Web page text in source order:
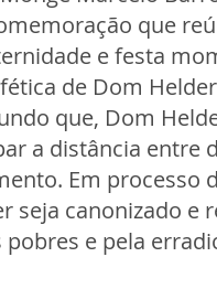
que
e festa
de Dom
que, Dom
a distância entre
Em processo
seja canonizado e
e pela